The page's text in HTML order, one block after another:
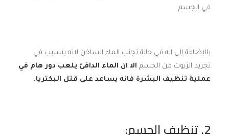
في الجسم
بالإضافة إلى انه في حالة تجنب الماء الساخن لانه يتسبب في
تجريد الزيوت من الجسم الا ان الماء الدافئ يلعب دور هام في
عملية تنظيف البشرة فانه يساعد على قتل البكتريا.
2. تنظيف الجسم: